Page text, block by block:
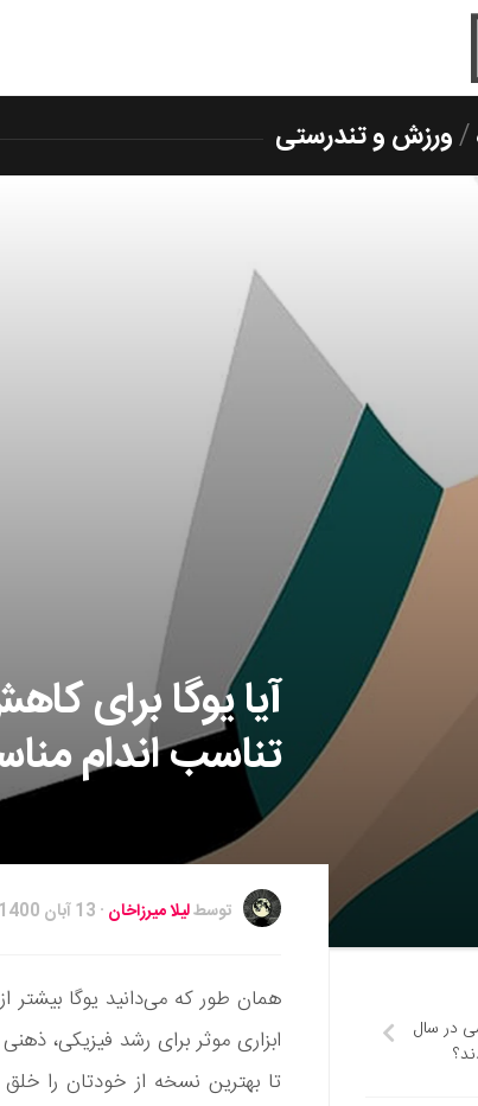
/ورزش و تندرستی
آیا یوگا برای
تناسب اندام
توسطلیلا میرزاخان · 13 آبان 1400
همان طور که می‌دانید یوگا بیشتر
ابزاری موثر برای رشد فیزیکی،
تا بهترین نسخه از خودتان را
در سال